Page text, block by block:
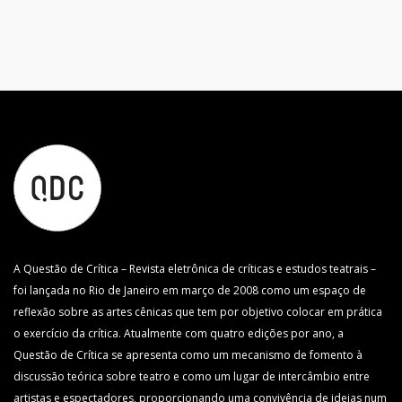
A Questão de Crítica – Revista eletrônica de críticas e estudos teatrais –
foi lançada no Rio de Janeiro em março de 2008 como um espaço de
reflexão sobre as artes cênicas que tem por objetivo colocar em prática
o exercício da crítica. Atualmente com quatro edições por ano, a
Questão de Crítica se apresenta como um mecanismo de fomento à
discussão teórica sobre teatro e como um lugar de intercâmbio entre
artistas e espectadores, proporcionando uma convivência de ideias num